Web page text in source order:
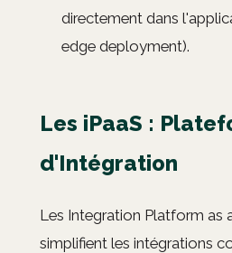
directement dans
edge deployment).
Les iPaaS :
d'Intégration
Les Integration Platform as
simplifient les intégrations